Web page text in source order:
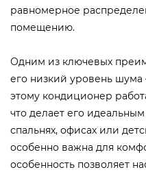
равномерное
помещению.
Одним из ключевых
его низкий уровень шума
этому кондиционер
что делает его
спальнях, офисах или
особенно важна для
особенность позволяет